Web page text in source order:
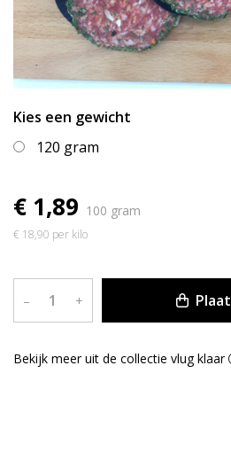
Kies een gewicht
120 gram
€ 1,89 100 gram
€ 18,90 per kilo
– +
Bekijk meer uit de collectie vlug klaar